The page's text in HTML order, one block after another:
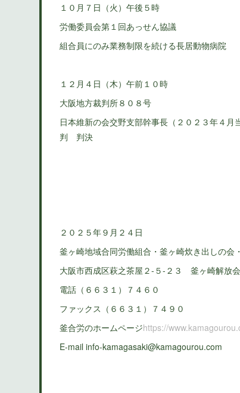
１０月７日（火）午後５時
労働委員会第１回あっせん協議
組合員にのみ業務制限を続ける長居動物病院
１２月４日（木）午前１０時
大阪地方裁判所８０８号
日本維新の会交野支部幹事長（２０２３年４
判 判決
２０２５年９月２４日
釜ヶ崎地域合同労働組合・釜ヶ崎炊き出しの会
大阪市西成区萩之茶屋２‐５‐２３ 釜ヶ崎解放
電話（６６３１）７４６０
ファックス（６６３１）７４９０
釜合労のホームページhttps://
E-mail info-kamagasaki@kamagourou.com